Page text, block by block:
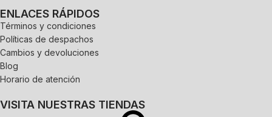
ENLACES RÁPIDOS
Términos y condiciones
Políticas de despachos
Cambios y devoluciones
Blog
Horario de atención
VISITA NUESTRAS TIENDAS